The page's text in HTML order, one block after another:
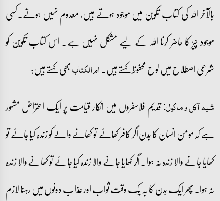
بالآخر اللہ کی کتاب تکوین میں موجود ہوتے ہیں، معدوم نہیں ہوتے۔کسی
موجود چیز کا حاضر کرنا اللہ کے لیے مشکل نہیں ہے۔ اس کتاب تکوین کو
شرعی اصطلاح میں لوح محفوظ کہتے ہیں۔ام الکتاببھی کہتے ہیں:
شبہ آکل و ماکول:قدیم فلاسفروں میں انکار قیامت پر ایک اعتراض مشہور
ہے کہ مومن انسان کا بدن اگر کافر کھائے تو کھانے والے کو زندہ کیا جائے تو
کھایا جانے والا زندہ نہ ہوا۔ اگر کھایا جانے والا زندہ کیا جائے تو کھانے والا زندہ
نہ ہوا۔ پھر ایک بدن کا بہ یک وقت ثواب اور عذاب دونوں میں رہنا لازم